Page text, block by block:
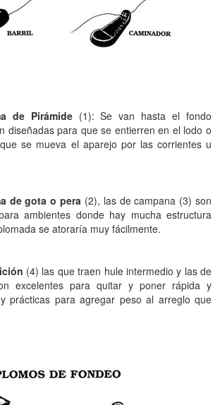
de Pirámide (1): Se van hasta el fondo
diseñadas para que se entierren en el lodo o
se mueva el aparejo por las corrientes u
de gota o pera (2), las de campana (3) son
ambientes donde hay mucha estructura
se atoraría muy fácilmente.
(4) las que traen hule intermedio y las de
excelentes para quitar y poner rápida y
prácticas para agregar peso al arreglo que